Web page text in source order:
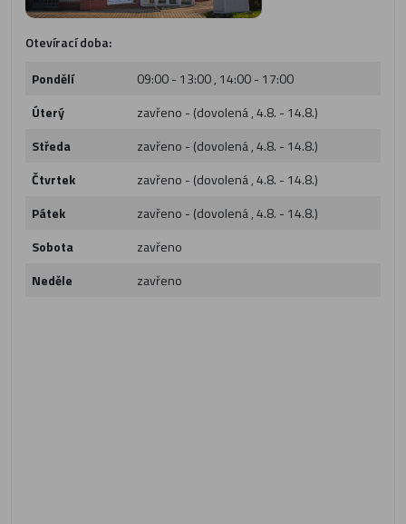
Otevírací doba:
Pondělí
09:00 - 13:00 , 14:00 - 17:00
Úterý
zavřeno - (dovolená , 4.8. - 14.8.)
Středa
zavřeno - (dovolená , 4.8. - 14.8.)
Čtvrtek
zavřeno - (dovolená , 4.8. - 14.8.)
Pátek
zavřeno - (dovolená , 4.8. - 14.8.)
Sobota
zavřeno
Neděle
zavřeno